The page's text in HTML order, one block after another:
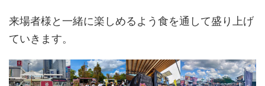
来場者様と一緒に楽しめるよう食を通して盛り上げ
ていきます。